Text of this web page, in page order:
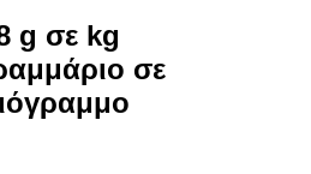
g σε kg
σε